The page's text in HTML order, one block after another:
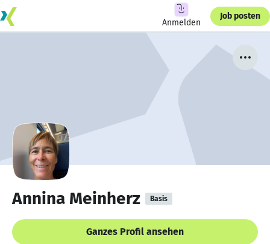
Anmelden
Job posten
Annina Meinherz Basis
Ganzes Profil ansehen